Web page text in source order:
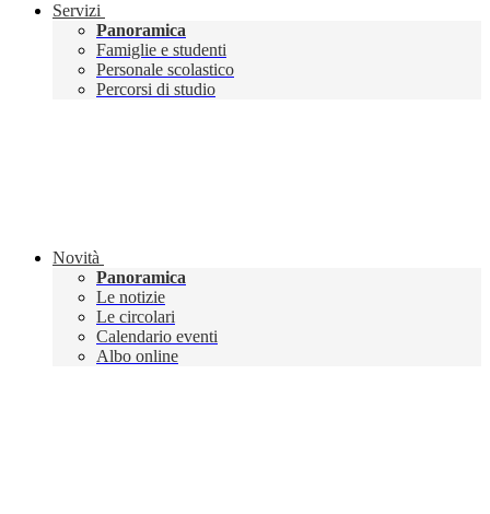
Servizi
Panoramica
Famiglie e studenti
Personale scolastico
Percorsi di studio
Novità
Panoramica
Le notizie
Le circolari
Calendario eventi
Albo online